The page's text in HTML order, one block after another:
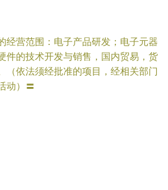
经营范围：电子产品研发；电子元器
件的技术开发与销售，国内贸易，货
（依法须经批准的项目，经相关部门
动）〓